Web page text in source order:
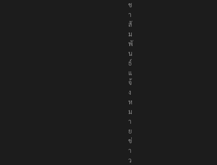
ช
า
สั
ม
พั
น
ธ์
แ
จ้
ง
ห
ม
า
ย
ข่
า
ว